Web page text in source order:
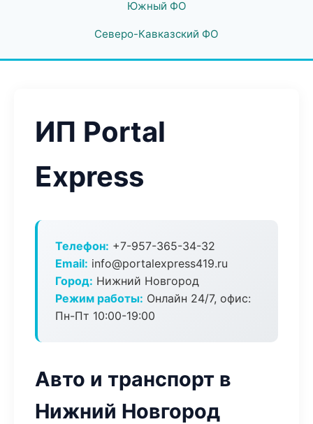
Южный ФО
Северо-Кавказский ФО
ИП Portal
Express
Телефон: +7-957-365-34-32
Email: info@portalexpress419.ru
Город: Нижний Новгород
Режим работы: Онлайн 24/7, офис:
Пн-Пт 10:00-19:00
Авто и транспорт в
Нижний Новгород